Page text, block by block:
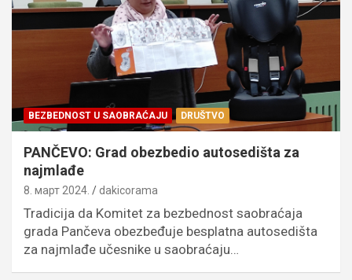
BEZBEDNOST U SAOBRAĆAJU DRUŠTVO
PANČEVO: Grad obezbedio autosedišta za
najmlađe
8. март 2024. dakicorama
Tradicija da Komitet za bezbednost saobraćaja
grada Pančeva obezbeđuje besplatna autosedišta
za najmlađe učesnike u saobraćaju…